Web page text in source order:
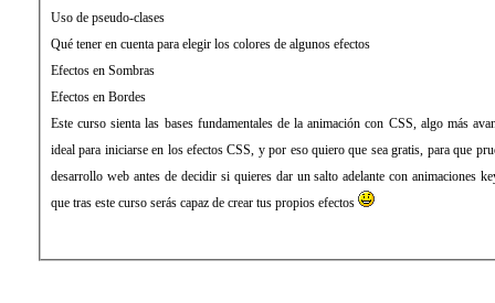
Uso de pseudo-clases
Qué tener en cuenta para elegir los colores de algunos efectos
Efectos en Sombras
Efectos en Bordes
Este curso sienta las bases fundamentales de la animación con CSS, algo más
ideal para iniciarse en los efectos CSS, y por eso quiero que sea gratis, para que
desarrollo web antes de decidir si quieres dar un salto adelante con animaciones
que tras este curso serás capaz de crear tus propios efectos